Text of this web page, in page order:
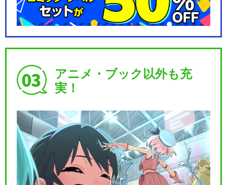
アニメ・ブック以外も充
実！